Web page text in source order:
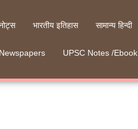
भारतीय इतिहास सामान्य हिन्दी
UPSC Notes /Ebook